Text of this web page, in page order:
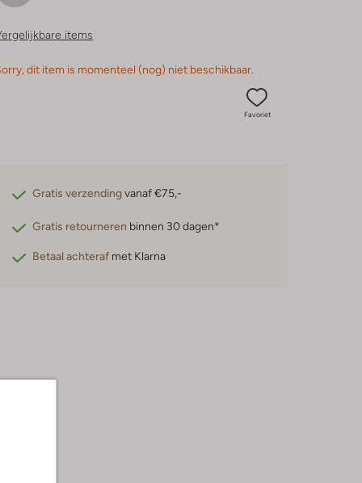
items
dit item is momenteel (nog) niet beschikbaar.
Favoriet
Gratis verzendingvanaf €75,-
Gratis retourneren binnen 30 dagen*
Betaal achteraf met Klarna